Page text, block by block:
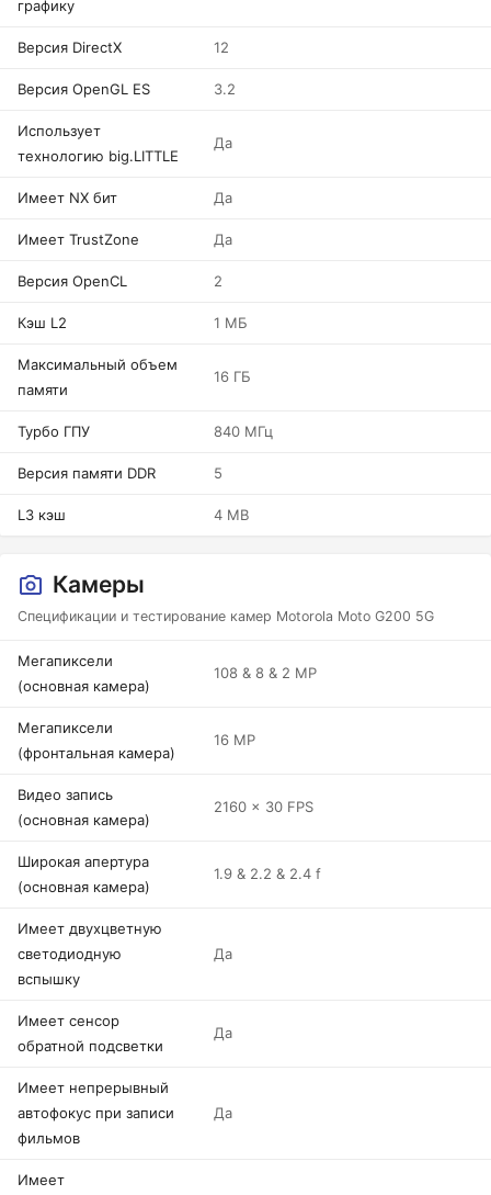
графику
Версия DirectX 12
Версия OpenGL ES 3.2
Использует
технологию big.LITTLE
Да
Имеет NX бит Да
Имеет TrustZone Да
Версия OpenCL 2
Кэш L2 1 МБ
Максимальный объем
памяти
16 ГБ
Турбо ГПУ 840 МГц
Версия памяти DDR 5
L3 кэш 4 MB
Камеры
Спецификации и тестирование камер Motorola Moto G200 5G
Мегапиксели
(основная камера)
108 & 8 & 2 MP
Мегапиксели
(фронтальная камера)
16 MP
Видео запись
(основная камера)
2160 x 30 FPS
Широкая апертура
(основная камера)
1.9 & 2.2 & 2.4 f
Имеет двухцветную
светодиодную
вспышку
Да
Имеет сенсор
обратной подсветки
Да
Имеет непрерывный
автофокус при записи
фильмов
Да
Имеет